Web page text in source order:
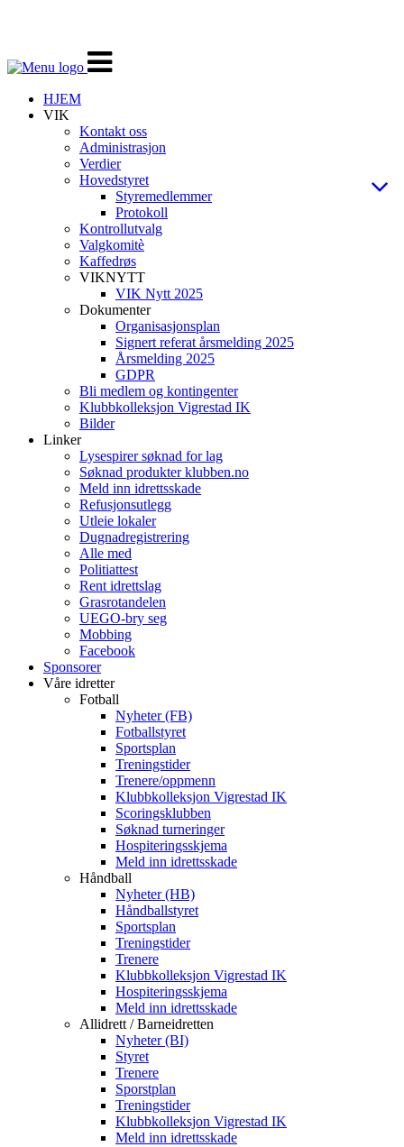
Veksle
navigasjon
HJEM
VIK
Kontakt oss
Administrasjon
Verdier
Hovedstyret
Styremedlemmer
Protokoll
Kontrollutvalg
Valgkomitè
Kaffedrøs
VIKNYTT
VIK Nytt 2025
Dokumenter
Organisasjonsplan
Signert referat årsmelding 2025
Årsmelding 2025
GDPR
Bli medlem og kontingenter
Klubbkolleksjon Vigrestad IK
Bilder
Linker
Lysespirer søknad for lag
Søknad produkter klubben.no
Meld inn idrettsskade
Refusjonsutlegg
Utleie lokaler
Dugnadregistrering
Alle med
Politiattest
Rent idrettslag
Grasrotandelen
UEGO-bry seg
Mobbing
Facebook
Sponsorer
Våre idretter
Fotball
Nyheter (FB)
Fotballstyret
Sportsplan
Treningstider
Trenere/oppmenn
Klubbkolleksjon Vigrestad IK
Scoringsklubben
Søknad turneringer
Hospiteringsskjema
Meld inn idrettsskade
Håndball
Nyheter (HB)
Håndballstyret
Sportsplan
Treningstider
Trenere
Klubbkolleksjon Vigrestad IK
Hospiteringsskjema
Meld inn idrettsskade
Allidrett / Barneidretten
Nyheter (BI)
Styret
Trenere
Sporstplan
Treningstider
Klubbkolleksjon Vigrestad IK
Meld inn idrettsskade